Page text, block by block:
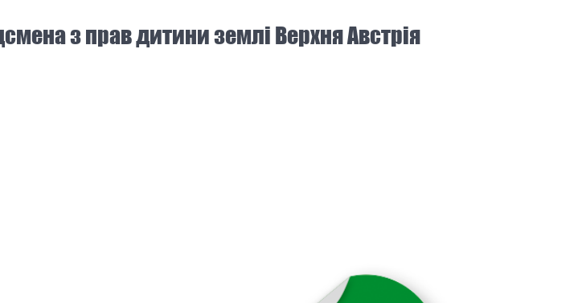
з прав дитини землі Верхня Австрія